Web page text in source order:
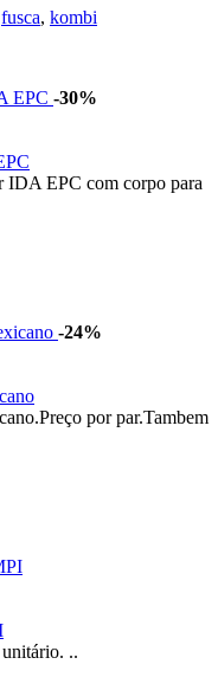
fusca, kombi
-30%
IDA EPC com corpo para
-24%
por par.Tambem
..